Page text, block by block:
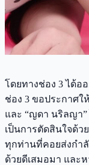
โดยทางช่อง 3 ได้อ
ช่อง 3 ขอประกาศใ
และ “ญดา นริลญา
เป็นการตัดสินใจด้
ทุกท่านที่คอยส่งกำ
ด้วยดีเสมอมา และ